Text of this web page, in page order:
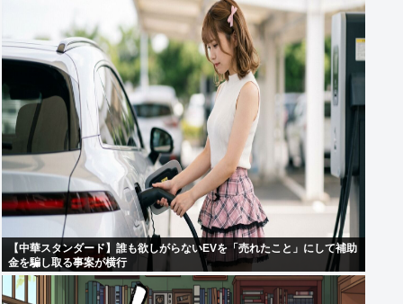
【中華スタンダード】誰も欲しがらないEVを「売れたこと」にして補助
金を騙し取る事案が横行